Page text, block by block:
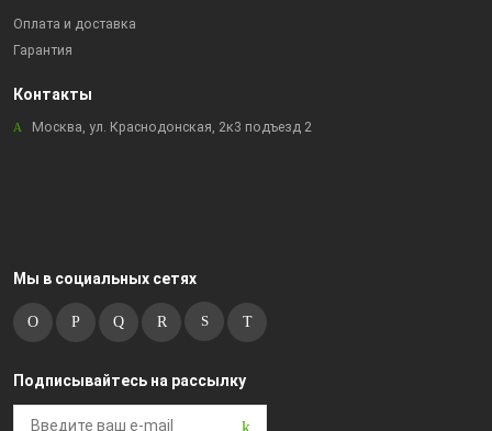
Оплата и доставка
Гарантия
Контакты
Москва, ул. Краснодонская, 2к3 подъезд 2
Мы в социальных сетях
Подписывайтесь на рассылку